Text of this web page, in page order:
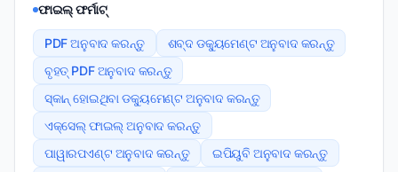
ଫାଇଲ୍ ଫର୍ମାଟ୍
PDF ଅନୁବାଦ କରନ୍ତୁ
ଶବ୍ଦ ଡକ୍ୟୁମେଣ୍ଟ ଅନୁବାଦ କରନ୍ତୁ
ବୃହତ୍ PDF ଅନୁବାଦ କରନ୍ତୁ
ସ୍କାନ୍ ହୋଇଥିବା ଡକ୍ୟୁମେଣ୍ଟ ଅନୁବାଦ କରନ୍ତୁ
ଏକ୍ସେଲ୍ ଫାଇଲ୍ ଅନୁବାଦ କରନ୍ତୁ
ପାୱାରପଏଣ୍ଟ ଅନୁବାଦ କରନ୍ତୁ
ଇପିୟୁବି ଅନୁବାଦ କରନ୍ତୁ